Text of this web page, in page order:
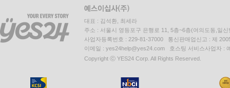
대표 : 김석환, 최세라
주소 : 서울시 영등포구 은행로 11, 5층~6층(여의도동,일신
사업자등록번호 : 229-81-37000 통신판매업신고 : 제
이메일 : yes24help@yes24.com 호스팅 서비스사업자 :
Copyright ⓒ YES24 Corp. All Rights Reserved.